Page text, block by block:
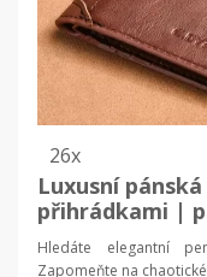
26x
Luxusní
přihrádkami |
peněženka
Hledáte elegantní
Zapomeňte na